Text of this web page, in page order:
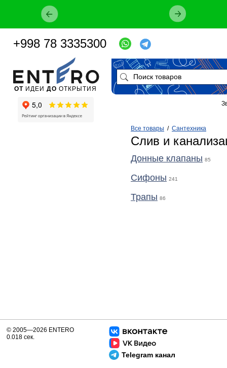
Все товары / Сантехника
Слив и
Донные клапаны 85
Сифоны 241
Трапы 86
ОТ ИДЕИ ДО ОТКРЫТИЯ
+998 78 3335300
Telegram канал
© 2005—2026 ENTERO
0.018 сек.